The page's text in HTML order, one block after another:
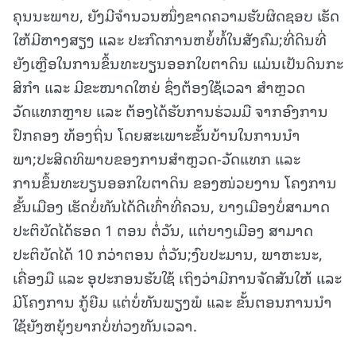
ຄຸນນະພາບ, ຍັງມີຈໍານວນໜຶ່ງຂາດຄວາມຮັບຜິດຊອບ ເຮັດ
ໃຫ້ມີຫາງສຽງ ແລະ ປະກົດການຫຍໍ້ທໍ້ໃນສັງຄົມ;ທີ່ດິນທີ່
ຍັງເຫຼືອໃນການຂຶ້ນທະບຽນອອກໃບຕາດິນ ແມ່ນເປັນດິນກະ
ສິກໍາ ແລະ ມີຂະໜາດໃຫຍ່ ຊຶ່ງຕ້ອງໃຊ້ເວລາ ສໍາຫຼວດ
ວັດແທກຫຼາຍ ແລະ ຕ້ອງໄດ້ຮັບການຮ່ວມມື ຈາກອົງການ
ປົກຄອງ ທ້ອງຖິ່ນ ໂດຍສະເພາະຂັ້ນບ້ານໃນການນໍາ
ພາ;ປະສິດທິພາບຂອງການສໍາຫຼວດ-ວັດແທກ ແລະ
ການຂຶ້ນທະບຽນອອກໃບຕາດິນ ຂອງໜ່ວຍງານ ໂຄງການ
ຂັ້ນເມືອງ ເຮັດບໍ່ທັນໄດ້ດີເທົ່າທີ່ຄວນ, ບາງເມືອງບໍ່ສາມາດ
ປະຕິບັດໄດ້ຮອດ 1 ຕອນ ຕໍ່ວັນ, ແຕ່ບາງເມືອງ ສາມາດ
ປະຕິບັດໄດ້ 10 ກວ່າຕອນ ຕໍ່ວັນ;ງົບປະມານ, ພາຫະນະ,
ເຄື່ອງມື ແລະ ອຸປະກອນຮັບໃຊ້ ເຖິງວ່າມີການຈັດສັນໃຫ້ ແລະ
ມີໂຄງການ ກູ້ຍືມ ແຕ່ບໍ່ທັນພຽງພໍ ແລະ ຂັ້ນຕອນການນໍາ
ໃຊ້ຍັງຫຍຸ້ງຍາກບໍ່ທ່ວງທັນເວລາ.